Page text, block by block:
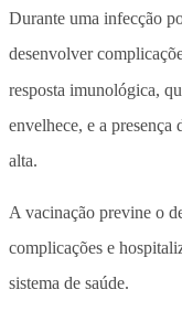
Durante uma infecção
desenvolver
resposta imunológica,
envelhece, e a presença
alta.
A vacinação previne o
complicações e
sistema de saúde.